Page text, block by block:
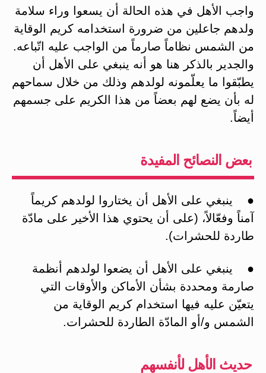
واجب الأهل في هذه الحالة أن يسعوا وراء سلامة
ولدهم جاعلين من ضرورة استخدامه كريم الوقاية
من الشمس نظاماً صارماً من الواجب عليه اتّباعه.
والجدير بالذكر هنا هو أنه ينبغي على الأهل أن
يطبّقوا ما يعلّمونه لولدهم وذلك من خلال سماحهم
له بأن يضع لهم بعضاً من هذا الكريم على جسمهم
أيضاً.
بعض النصائح المفيدة
● ينبغي على الأهل أن يختاروا لولدهم كريماً
آمناً وفعّالاً، (على أن يحتوي هذا الأخير على مادّة
طاردة للحشرات).
● ينبغي على الأهل أن يضعوا لولدهم أنظمة
صارمة ومحددة بشأن الأماكن والأوقات التي
يتعيّن عليه فيها استخدام كريم الوقاية من
الشمس و/أو المادّة الطاردة للحشرات.
حديث الأهل لأنفسهم